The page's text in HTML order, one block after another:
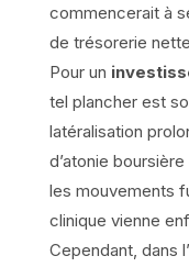
commencerait à
de trésorerie
Pour un
tel plancher est
latéralisation
d’atonie
les mouvements
clinique vienne
Cependant, dans